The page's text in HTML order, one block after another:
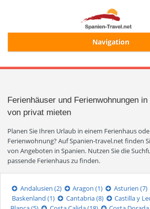
Navigation
Start
Alle Ferienhäuser
Ferienhaussuche
Login/Registrierung
Ferienhäuser und Ferienwohnungen
von privat mieten
Planen Sie Ihren Urlaub in einem Ferienhaus
Ferienwohnung? Auf Spanien-travel.net finden
von Angeboten in Spanien. Nutzen Sie die
passende Ferienhaus zu finden.
Andalusien (2) Aragon (1) Asturien (7)
Baskenland (1)
Cantabria (8) Castilla y